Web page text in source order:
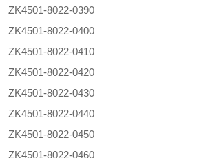
ZK4501-8022-0390
ZK4501-8022-0400
ZK4501-8022-0410
ZK4501-8022-0420
ZK4501-8022-0430
ZK4501-8022-0440
ZK4501-8022-0450
ZK4501-8022-0460